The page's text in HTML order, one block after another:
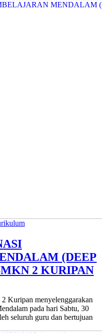
(DEEP
2 KURIPAN
Kuripan menyelenggarakan
pada hari Sabtu, 30
seluruh guru dan bertujuan